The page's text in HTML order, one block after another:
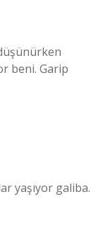
beni. Garip
yaşıyor galiba.